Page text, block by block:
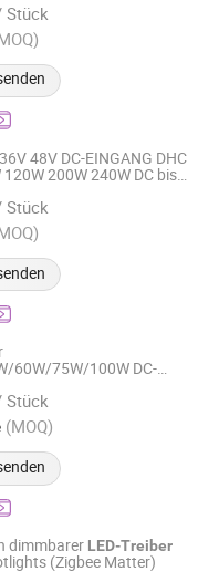
Stück
48V DC-EINGANG DHC
200W 240W DC bis
Stück
60W/75W/100W DC-
Stück
(MOQ)
dimmbarer LED-Treiber
(Zigbee Matter)
Co., Ltd.